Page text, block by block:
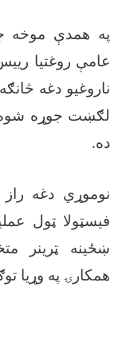
په همدې
عامې روغتیا
ناروغیو دغه
لګښت جوړه شوه
ده.
نوموړي دغه
فیسټولا ټول
ښځینه ټرينر
همکارۍ په وړیا